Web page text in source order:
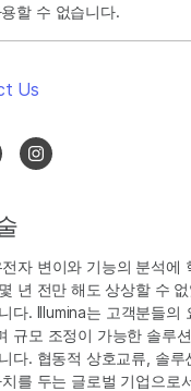
할 수 없습니다.
자 변이와 기능의 분석에
년 전만 해도 상상할 수
다. Illumina는 고객분들의
규모 조정이 가능한 솔루
다. 협동적 상호교류, 솔루
를 두는 글로벌 기업으로
Us